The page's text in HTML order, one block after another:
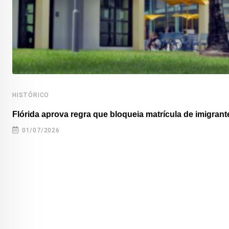
HISTÓRICO
Flórida aprova regra que bloqueia matrícula de
01/07/2026